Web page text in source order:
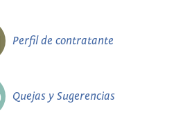
Perfil de contratante
Quejas y Sugerencias